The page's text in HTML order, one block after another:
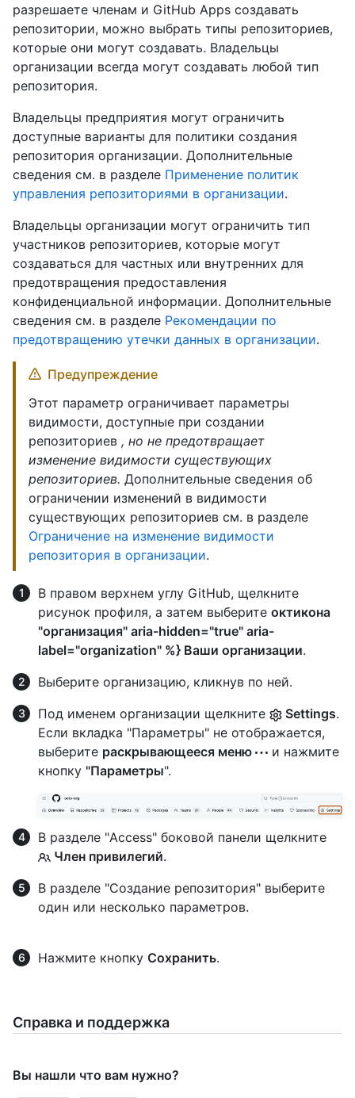
разрешаете членам и GitHub Apps создавать
репозитории, можно выбрать типы репозиториев,
которые они могут создавать. Владельцы
организации всегда могут создавать любой тип
репозитория.
Владельцы предприятия могут ограничить
доступные варианты для политики создания
репозитория организации. Дополнительные
сведения см. в разделе Применение политик
управления репозиториями в организации.
Владельцы организации могут ограничить тип
участников репозиториев, которые могут
создаваться для частных или внутренних для
предотвращения предоставления
конфиденциальной информации. Дополнительные
сведения см. в разделе Рекомендации по
предотвращению утечки данных в организации.
Предупреждение
Этот параметр ограничивает параметры
видимости, доступные при создании
репозиториев , но не предотвращает
изменение видимости существующих
репозиториев. Дополнительные сведения об
ограничении изменений в видимости
существующих репозиториев см. в разделе
Ограничение на изменение видимости
репозитория в организации.
В правом верхнем углу GitHub, щелкните
рисунок профиля, а затем выберите октикона
"организация" aria-hidden="true" aria-
label="organization" %} Ваши организации.
Выберите организацию, кликнув по ней.
Под именем организации щелкните
Settings.
Если вкладка "Параметры" не отображается,
выберите раскрывающееся меню
и нажмите
кнопку "Параметры".
В разделе "Access" боковой панели щелкните
Член привилегий.
В разделе "Создание репозитория" выберите
один или несколько параметров.
Нажмите кнопку Сохранить.
Справка и поддержка
Вы нашли что вам нужно?